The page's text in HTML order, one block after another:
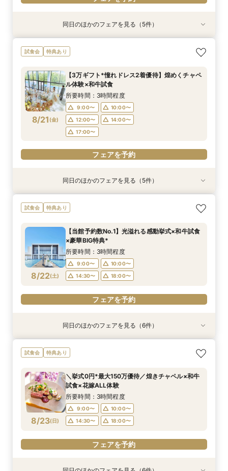
特典あり
8/20(木)
【初めての見学がお得！】1stステップ相談会＆
試食×予算相談
9:00〜
10:00〜
12:00〜
14:00〜
17:00〜
フェアを予約
特典あり
8/20(木)
【6名～30名の少人数婚】挙式＆会食Newプラ
ン誕生！無料試食付
9:00〜
10:00〜
12:00〜
14:00〜
17:00〜
フェアを予約
特典あり
8/20(木)
【2件目以降に】ふたりの悩みを解消！3大プレ
花嫁体験付き相談会
9:00〜
10:00〜
12:00〜
14:00〜
17:00〜
フェアを予約
8/20(木)
【遠方の方◎スマホで簡単！】オンラインで会場
案内＆相談会♪
9:00〜
10:00〜
12:00〜
16:00〜
18:00〜
フェアを予約
8/20(木)
【気軽にサクッと90分♪】まるごと会場案内～お
見積り相談◎
9:00〜
10:00〜
12:00〜
14:00〜
17:00〜
フェアを予約
同日のほかのフェアを見る（5件）
試食会 特典あり
8/21 (金)
【3万ギフト*憧れドレス2着優待】煌めくチャペ
ル体験×和牛試食
所要時間：3時間程度
9:00〜
10:00〜
12:00〜
14:00〜
17:00〜
フェアを予約
特典あり
8/21( 金)
【初めての見学がお得！】1stステップ相談会＆
試食×予算相談
9:00〜
12:00〜
14:00〜
17:00〜
特典あり
8/21( 金)
【6名～30名の少人数婚】挙式＆会食Newプラ
ン誕生！無料試食付
9:00〜
12:00〜
14:00〜
17:00〜
特典あり
8/21( 金)
【2件目以降に】ふたりの悩みを解消！3大プレ
花嫁体験付き相談会
9:00〜
12:00〜
14:00〜
17:00〜
8/21( 金)
【遠方の方◎スマホで簡単！】オンラインで会場
案内＆相談会♪
9:00〜
12:00〜
16:00〜
18:00〜
8/21( 金)
【気軽にサクッと90分♪】まるごと会場案内～お
見積り相談◎
9:00〜
12:00〜
14:00〜
17:00〜
同日のほかのフェアを見る（5件）
試食会 特典あり
8/22(土)
【当館予約数No.1】光溢れる感動挙式×和牛試食
×豪華BIG特典*
所要時間：3時間程度
9:00〜
10:00〜
14:30〜
18:00〜
フェアを予約
特典あり
8/22(土)
【6名～30名の少人数婚】挙式＆会食Newプラ
ン誕生！無料試食付
9:00〜
10:00〜
14:30〜
18:00〜
フェアを予約
特典あり
8/22(土)
【2件目以降に】ふたりの悩みを解消！3大プレ
花嫁体験付き相談会
9:00〜
10:00〜
14:30〜
18:00〜
フェアを予約
特典あり
8/22(土)
＼おもてなし重視／厳選和牛の食べ比べ×選べる
10大特典＊*
9:00〜
10:00〜
14:30〜
18:00〜
フェアを予約
特典あり
8/22(土)
【初めての見学がお得！】1stステップ相談会＆
試食×予算相談
9:00〜
10:00〜
14:30〜
18:00〜
フェアを予約
8/22(土)
【遠方の方◎スマホで簡単！】オンラインで会場
案内＆相談会♪
9:00〜
10:00〜
14:30〜
18:00〜
フェアを予約
8/22(土)
【気軽にサクッと90分♪】まるごと会場案内～お
見積り相談◎
9:00〜
10:00〜
14:30〜
18:00〜
フェアを予約
同日のほかのフェアを見る（6件）
試食会 特典あり
8/23(日)
＼挙式0円*最大150万優待／煌きチャペル×和牛
試食×花嫁ALL体験
所要時間：3時間程度
9:00〜
10:00〜
14:30〜
18:00〜
フェアを予約